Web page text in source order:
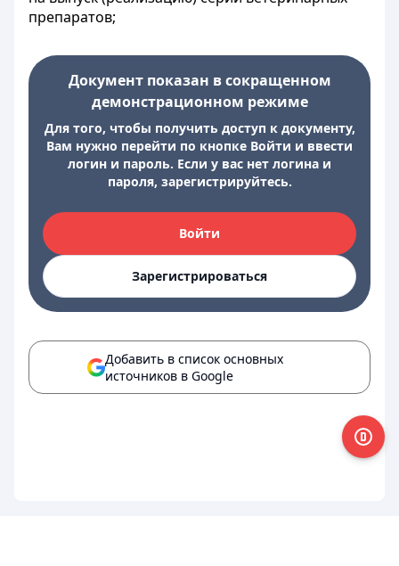
препаратов;
Документ показан в сокращенном
демонстрационном режиме
Для того, чтобы получить доступ к документу,
Вам нужно перейти по кнопке Войти и ввести
логин и пароль. Если у вас нет логина и
пароля, зарегистрируйтесь.
Войти
Зарегистрироваться
Добавить в список основных
источников в Google